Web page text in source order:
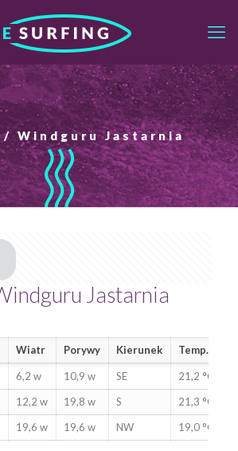
/ Windguru Jastarnia
Jastarnia
spotu Jastarnia
Wiatr Porywy Kierunek Temp.
6,2 w 10,9 w SE
21,2 °C
12,2 w 19,8 w S
21,3 °C
19,6 w 19,6 w NW 19,0 °C